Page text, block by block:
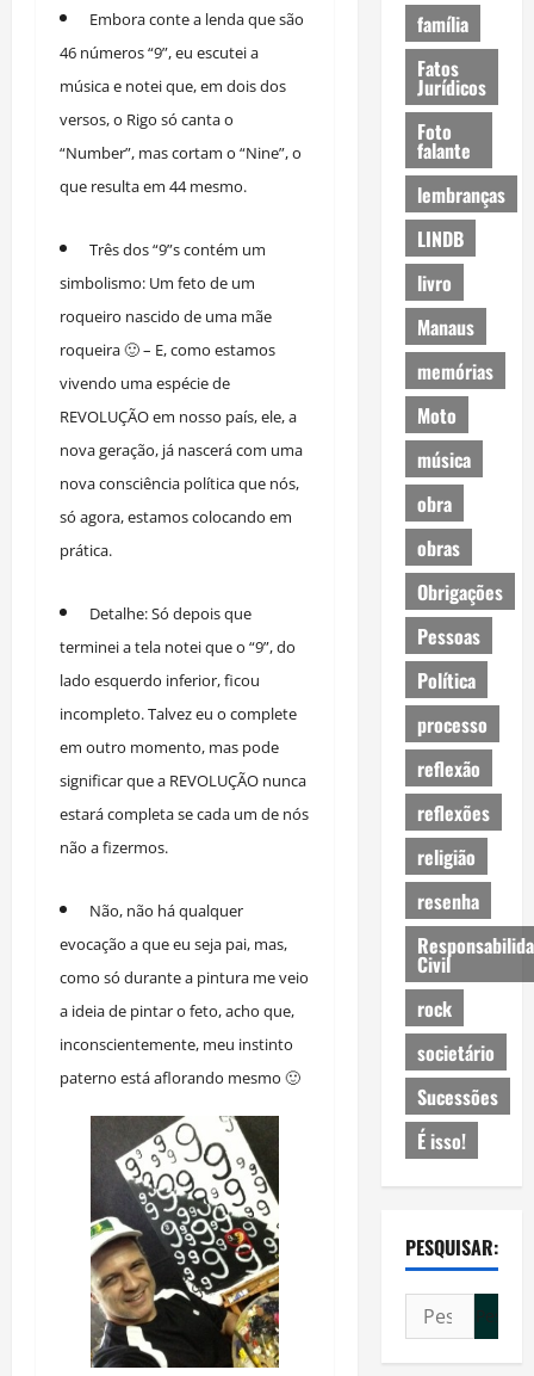
Embora conte a lenda que são
46 números “9”, eu escutei a
música e notei que, em dois dos
versos, o Rigo só canta o
“Number”, mas cortam o “Nine”, o
que resulta em 44 mesmo.
Três dos “9”s contém um
simbolismo: Um feto de um
roqueiro nascido de uma mãe
roqueira 🙂 – E, como estamos
vivendo uma espécie de
REVOLUÇÃO em nosso país, ele, a
nova geração, já nascerá com uma
nova consciência política que nós,
só agora, estamos colocando em
prática.
Detalhe: Só depois que
terminei a tela notei que o “9”, do
lado esquerdo inferior, ficou
incompleto. Talvez eu o complete
em outro momento, mas pode
significar que a REVOLUÇÃO nunca
estará completa se cada um de nós
não a fizermos.
Não, não há qualquer
evocação a que eu seja pai, mas,
como só durante a pintura me veio
a ideia de pintar o feto, acho que,
inconscientemente, meu instinto
paterno está aflorando mesmo 🙂
família
Fatos
Jurídicos
Foto
falante
lembranças
LINDB
livro
Manaus
memórias
Moto
música
obra
obras
Obrigações
Pessoas
Política
processo
reflexão
reflexões
religião
resenha
Civil
rock
societário
Sucessões
É isso!
PESQUISAR:
Pesquisar
por: